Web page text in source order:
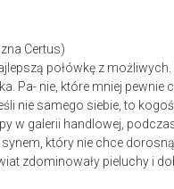
Certus)
połówkę z możliwych.
Pa- nie, które mniej pewnie
nie samego siebie, to
w galerii handlowej,
który nie chce
zdominowały pieluchy i